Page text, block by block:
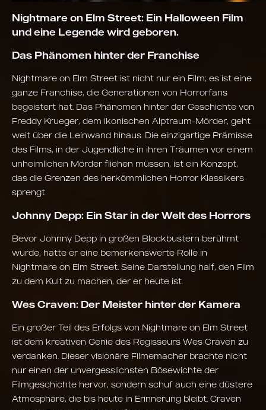
Nightmare on Elm Street: Ein Halloween Film
und eine Legende wird geboren.
Das Phänomen hinter der Franchise
Nightmare on Elm Street ist nicht nur ein Film; es ist eine
ganze Franchise, die Generationen von Horrorfans
begeistert hat. Das Phänomen hinter der Geschichte von
Freddy Krueger, dem ikonischen Alptraum-Mörder, geht
weit über die Leinwand hinaus. Die einzigartige Prämisse
des Films, in der Jugendliche in ihren Träumen vor einem
unheimlichen Mörder fliehen müssen, ist ein Konzept,
das die Grenzen des herkömmlichen Horror Klassikers
sprengt.
Johnny Depp: Ein Star in der Welt des Horrors
Bevor Johnny Depp in großen Blockbustern berühmt
wurde, hatte er eine bemerkenswerte Rolle in
Nightmare on Elm Street. Seine Darstellung half, den Film
zu dem Kult zu machen, der er heute ist.
Wes Craven: Der Meister hinter der Kamera
Ein großer Teil des Erfolgs von Nightmare on Elm Street
ist dem kreativen Genie des Regisseurs Wes Craven zu
verdanken. Dieser visionäre Filmemacher brachte nicht
nur einen der unvergesslichsten Bösewichte der
Filmgeschichte hervor, sondern schuf auch eine düstere
Atmosphäre, die bis heute in Erinnerung bleibt. Craven